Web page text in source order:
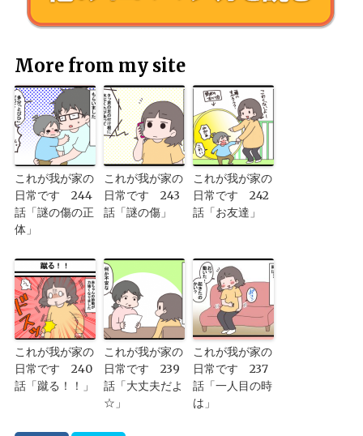
More from my site
これが我が家の
日常です 244
話「謎の傷の正
体」
これが我が家の
日常です 243
話「謎の傷」
これが我が家の
日常です 242
話「お友達」
これが我が家の
日常です 240
話「蹴る！！」
これが我が家の
日常です 239
話「大丈夫だよ
☆」
これが我が家の
日常です 237
話「一人目の時
は」